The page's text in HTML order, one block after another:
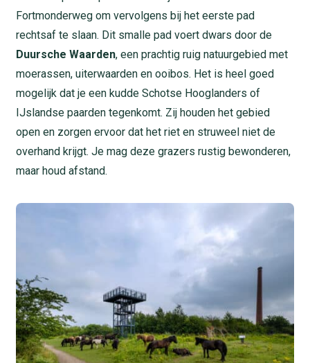
Fortmonderweg om vervolgens bij het eerste pad
rechtsaf te slaan. Dit smalle pad voert dwars door de
Duursche Waarden, een prachtig ruig natuurgebied met
moerassen, uiterwaarden en ooibos. Het is heel goed
mogelijk dat je een kudde Schotse Hooglanders of
IJslandse paarden tegenkomt. Zij houden het gebied
open en zorgen ervoor dat het riet en struweel niet de
overhand krijgt. Je mag deze grazers rustig bewonderen,
maar houd afstand.